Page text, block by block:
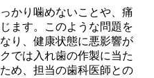
かり噛めないことや、痛
ます。このような問題を
り、健康状態に悪影響が
では入れ歯の作製に当た
め、担当の歯科医師との